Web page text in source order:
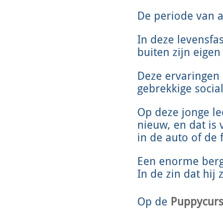
De periode van
In deze
buiten zijn
Deze
gebrekkige
Op deze jonge
nieuw, en dat is
in de auto of de
Een enorme
In de zin dat hij
Op de